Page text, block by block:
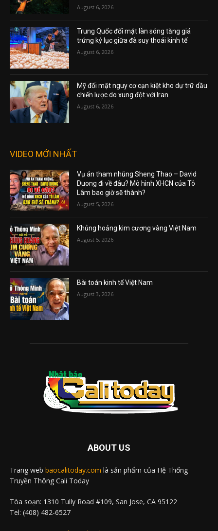
August 6, 2026
Trung Quốc đối mặt làn sóng tăng giá
trứng kỷ lục giữa đà suy thoái kinh tế
August 6, 2026
Mỹ đối mặt nguy cơ cạn kiệt kho dự trữ dầu
chiến lược do xung đột với Iran
August 6, 2026
VIDEO MỚI NHẤT
Vụ án tham nhũng Sheng Thao – David
Duong đi về đâu? Mô hình XHCN của Tô
Lâm bao giờ sẽ thành?
August 5, 2026
Khủng hoảng kim cương vàng Việt Nam
August 5, 2026
Bài toán kinh tế Việt Nam
August 3, 2026
ABOUT US
Trang web baocalitoday.com là sản phẩm của Hệ Thống
Truyền Thông Cali Today
Tòa soạn: 1310 Tully Road #109, San Jose, CA 95122
Tel: (408) 482-6527